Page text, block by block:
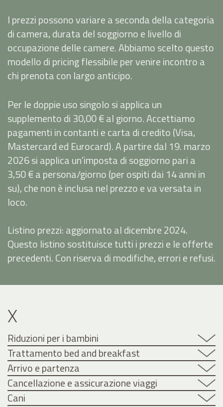
I prezzi possono variare a seconda della categoria
di camera, durata del soggiorno e livello di
occupazione delle camere. Abbiamo scelto questo
modello di pricing flessibile per venire incontro a
chi prenota con largo anticipo.
Per le doppie uso singolo si applica un
supplemento di 30,00 € al giorno. Accettiamo
pagamenti in contanti e carta di credito (Visa,
Mastercard ed Eurocard). A partire dal 19. marzo
2026 si applica un’imposta di soggiorno pari a
3,50 € a persona/giorno (per ospiti dai 14 anni in
su), che non è inclusa nel prezzo e va versata in
loco.
Listino prezzi: aggiornato al dicembre 2024.
Questo listino sostituisce tutti i prezzi e le offerte
precedenti. Con riserva di modifiche, errori e refusi.
X
Riduzioni per i bambini
Trattamento bed and breakfast
Arrivo e partenza
Cancellazione e assicurazione viaggi
Cani